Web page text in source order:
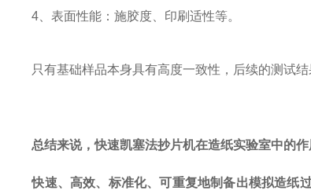
4 、表面性能：施胶度、印刷适性等。
只有基础样品本身具有高度一致性，后续的测试结
总结来说，快速凯塞法抄片机在造纸实验室中的作
快速、高效、标准化、可重复地制备出模拟造纸